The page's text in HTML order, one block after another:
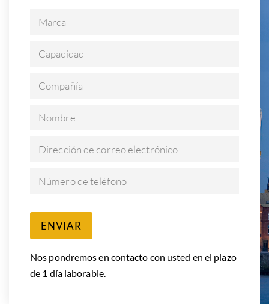
Marca
Capacidad
Compañía
Nombre
Dirección de correo electrónico
Número de teléfono
ENVIAR
Nos pondremos en contacto con usted en el plazo
de 1 día laborable.